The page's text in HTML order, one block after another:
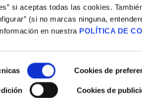
si aceptas todas las cookies.
(si no marcas ninguna,
en nuestra POLÍTICA DE
Cookies de
Cookies de
Aviso Legal Política de Cookies